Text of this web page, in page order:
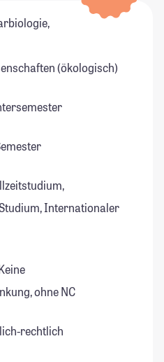
(ökologisch)
Internationaler
ohne NC
rechtlich